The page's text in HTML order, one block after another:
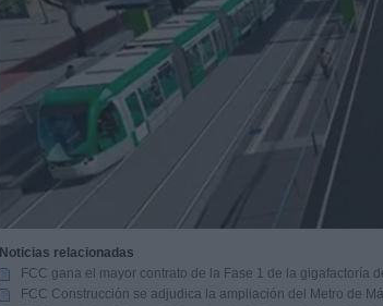
23/07/2026 ELGi Compressors nombra a Nils
Europa
23/07/2026 | Cómo escalar producción sin
Burckhardt suministrará compresores
22/07/2026 BeDIGITAL continúa acompañando a
06/08/2026 Sacyr se adjudica la construcción del
Noticias relacionadas
FCC gana el mayor contrato de la Fase 1 de la gigafactoría
FCC Construcción se adjudica la ampliación del Metro de